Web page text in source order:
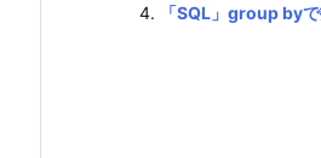
「SQL」group by